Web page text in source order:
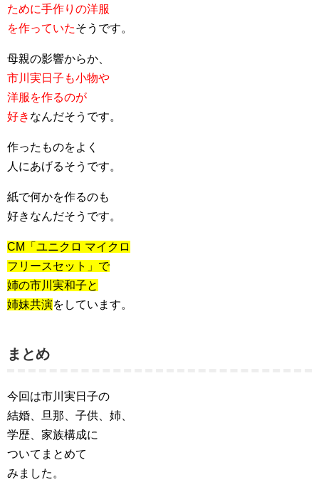
ために手作りの洋服
を作っていたそうです。
母親の影響からか、
市川実日子も小物や
洋服を作るのが
好き なんだそうです。
作ったものをよく
人にあげるそうです。
紙で何かを作るのも
好きなんだそうです。
CM「ユニクロ マイクロ
フリースセット」で
姉の市川実和子と
姉妹共演をしています。
まとめ
今回は市川実日子の
結婚、旦那、子供、姉、
学歴、家族構成に
ついてまとめて
みました。